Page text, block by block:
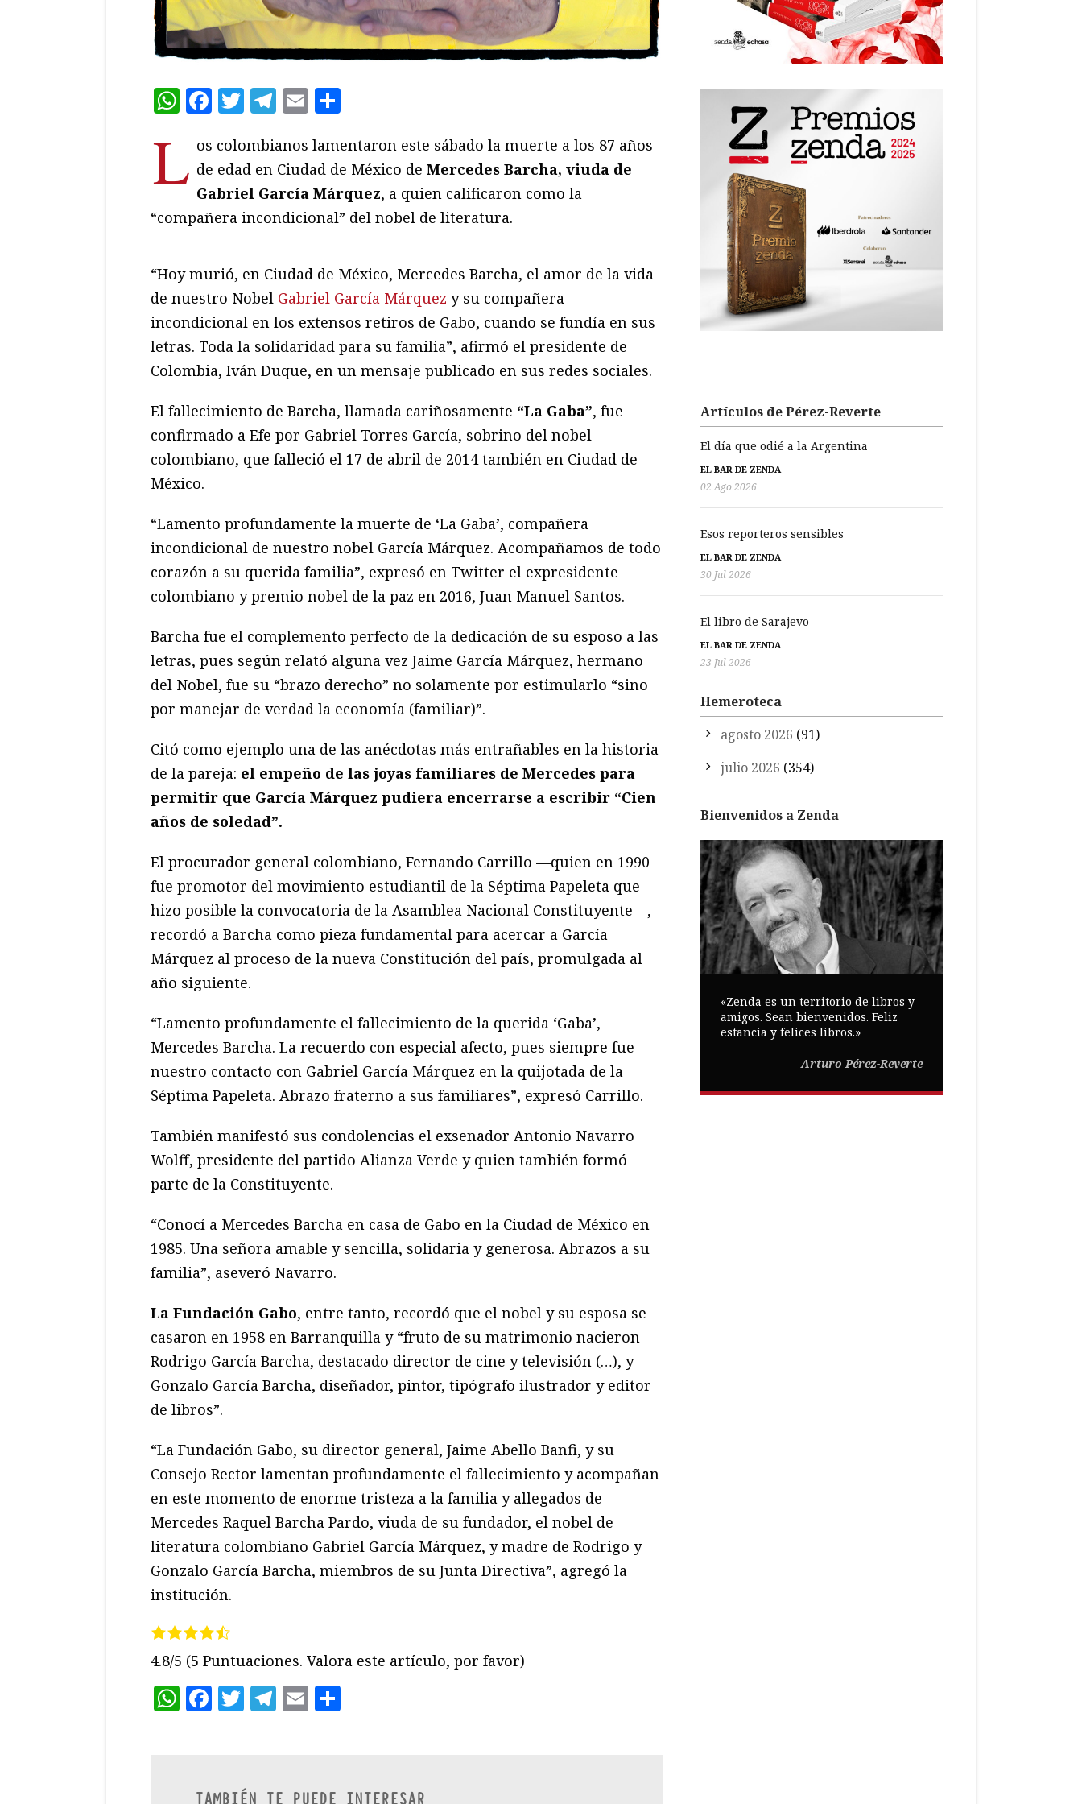
WhatsApp
Facebook
Twitter
Telegram
Email
L os colombianos lamentaron este sábado la muerte a los 87 años
de edad en Ciudad de México de Mercedes Barcha, viuda de
Gabriel García Márquez, a quien calificaron como la
“compañera incondicional” del nobel de literatura.
“Hoy murió, en Ciudad de México, Mercedes Barcha, el amor de la vida
de nuestro Nobel Gabriel García Márquez y su compañera
incondicional en los extensos retiros de Gabo, cuando se fundía en sus
letras. Toda la solidaridad para su familia”, afirmó el presidente de
Colombia, Iván Duque, en un mensaje publicado en sus redes sociales.
El fallecimiento de Barcha, llamada cariñosamente “La Gaba”, fue
confirmado a Efe por Gabriel Torres García, sobrino del nobel
colombiano, que falleció el 17 de abril de 2014 también en Ciudad de
México.
“Lamento profundamente la muerte de ‘La Gaba’, compañera
incondicional de nuestro nobel García Márquez. Acompañamos de todo
corazón a su querida familia”, expresó en Twitter el expresidente
colombiano y premio nobel de la paz en 2016, Juan Manuel Santos.
Barcha fue el complemento perfecto de la dedicación de su esposo a las
letras, pues según relató alguna vez Jaime García Márquez, hermano
del Nobel, fue su “brazo derecho” no solamente por estimularlo “sino
por manejar de verdad la economía (familiar)”.
Citó como ejemplo una de las anécdotas más entrañables en la historia
de la pareja: el empeño de las joyas familiares de Mercedes para
permitir que García Márquez pudiera encerrarse a escribir “Cien
años de soledad”.
El procurador general colombiano, Fernando Carrillo —quien en 1990
fue promotor del movimiento estudiantil de la Séptima Papeleta que
hizo posible la convocatoria de la Asamblea Nacional Constituyente—,
recordó a Barcha como pieza fundamental para acercar a García
Márquez al proceso de la nueva Constitución del país, promulgada al
año siguiente.
“Lamento profundamente el fallecimiento de la querida ‘Gaba’,
Mercedes Barcha. La recuerdo con especial afecto, pues siempre fue
nuestro contacto con Gabriel García Márquez en la quijotada de la
Séptima Papeleta. Abrazo fraterno a sus familiares”, expresó Carrillo.
También manifestó sus condolencias el exsenador Antonio Navarro
Wolff, presidente del partido Alianza Verde y quien también formó
parte de la Constituyente.
“Conocí a Mercedes Barcha en casa de Gabo en la Ciudad de México en
1985. Una señora amable y sencilla, solidaria y generosa. Abrazos a su
familia”, aseveró Navarro.
La Fundación Gabo, entre tanto, recordó que el nobel y su esposa se
casaron en 1958 en Barranquilla y “fruto de su matrimonio nacieron
Rodrigo García Barcha, destacado director de cine y televisión (…), y
Gonzalo García Barcha, diseñador, pintor, tipógrafo ilustrador y editor
de libros”.
“La Fundación Gabo, su director general, Jaime Abello Banfi, y su
Consejo Rector lamentan profundamente el fallecimiento y acompañan
en este momento de enorme tristeza a la familia y allegados de
Mercedes Raquel Barcha Pardo, viuda de su fundador, el nobel de
literatura colombiano Gabriel García Márquez, y madre de Rodrigo y
Gonzalo García Barcha, miembros de su Junta Directiva”, agregó la
institución.
4.8/5 (5 Puntuaciones. Valora este artículo, por favor)
WhatsApp
Facebook
Twitter
Telegram
Email
Artículos de Pérez-Reverte
El día que odié a la Argentina
EL BAR DE ZENDA
02 Ago 2026
Esos reporteros sensibles
EL BAR DE ZENDA
30 Jul 2026
El libro de Sarajevo
EL BAR DE ZENDA
23 Jul 2026
Hemeroteca
agosto 2026 (91)
julio 2026 (354)
Bienvenidos a Zenda
«Zenda es un territorio de libros y
amigos. Sean bienvenidos. Feliz
estancia y felices libros.»
Arturo Pérez-Reverte